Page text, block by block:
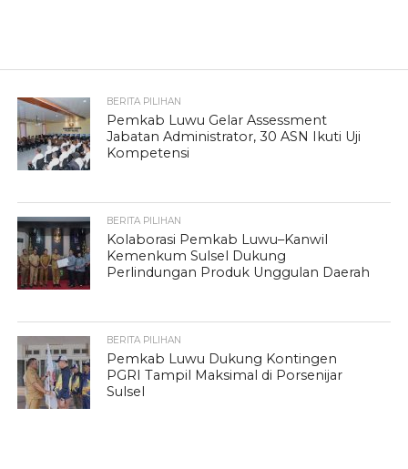
BERITA PILIHAN
Pemkab Luwu Gelar Assessment
Jabatan Administrator, 30 ASN Ikuti Uji
Kompetensi
BERITA PILIHAN
Kolaborasi Pemkab Luwu–Kanwil
Kemenkum Sulsel Dukung
Perlindungan Produk Unggulan Daerah
BERITA PILIHAN
Pemkab Luwu Dukung Kontingen
PGRI Tampil Maksimal di Porsenijar
Sulsel